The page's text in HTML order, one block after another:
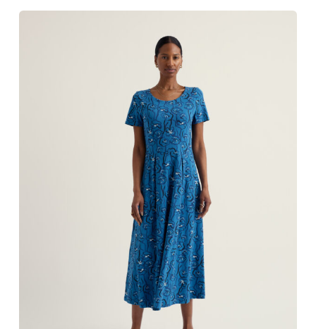
Optionen
können
auf
der
Produktseite
gewählt
werden